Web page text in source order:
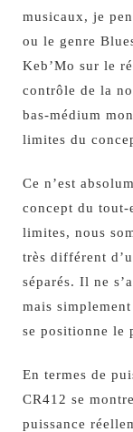
musicaux, je
ou le genre
Keb’Mo sur le
contrôle de la
bas-médium
limites du
Ce n’est
concept du tout-
limites, nous
très différent
séparés. Il ne
mais
se positionne le
En termes de
CR412 se
puissance